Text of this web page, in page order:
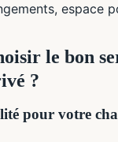
espace
le bon
?
pour votre